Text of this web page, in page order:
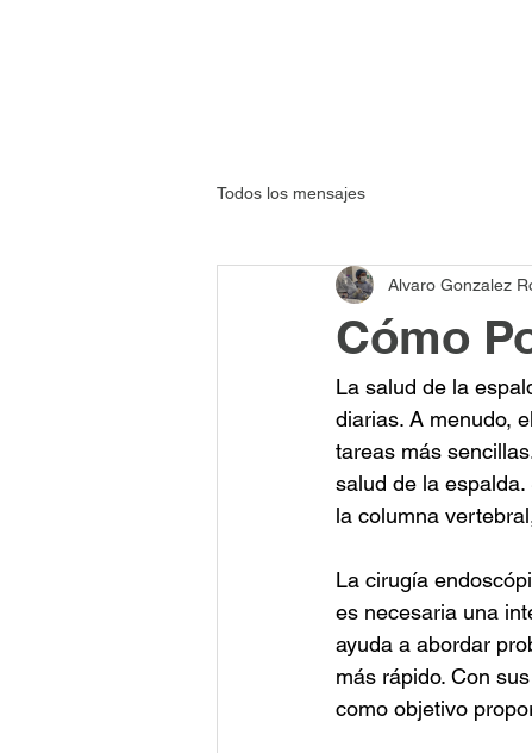
Todos los mensajes
Cómo
Alvaro Gonzalez
La salud de la
diarias. A menudo,
tareas más
salud de la
la columna
La cirugía
es necesaria una
ayuda a abordar
más rápido. Con
como objetivo